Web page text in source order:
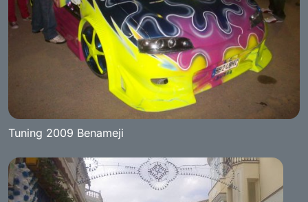
Tuning 2009 Benameji